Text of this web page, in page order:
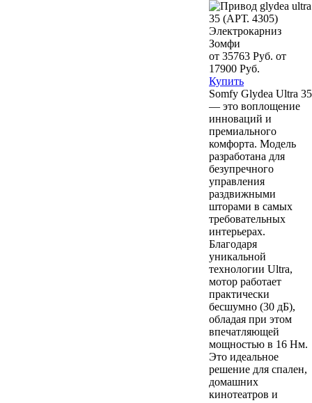
Электрокарниз
Зомфи
от 35763 Руб. от
17900 Руб.
Купить
Somfy Glydea Ultra 35
— это воплощение
инноваций и
премиального
комфорта. Модель
разработана для
безупречного
управления
раздвижными
шторами в самых
требовательных
интерьерах.
Благодаря
уникальной
технологии Ultra,
мотор работает
практически
бесшумно (30 дБ),
обладая при этом
впечатляющей
мощностью в 16 Нм.
Это идеальное
решение для спален,
домашних
кинотеатров и